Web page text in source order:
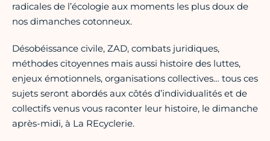
radicales de l’écologie aux moments les plus doux de
nos dimanches cotonneux.
Désobéissance civile, ZAD, combats juridiques,
méthodes citoyennes mais aussi histoire des luttes,
enjeux émotionnels, organisations collectives… tous ces
sujets seront abordés aux côtés d’individualités et de
collectifs venus vous raconter leur histoire, le dimanche
après-midi, à La REcyclerie.